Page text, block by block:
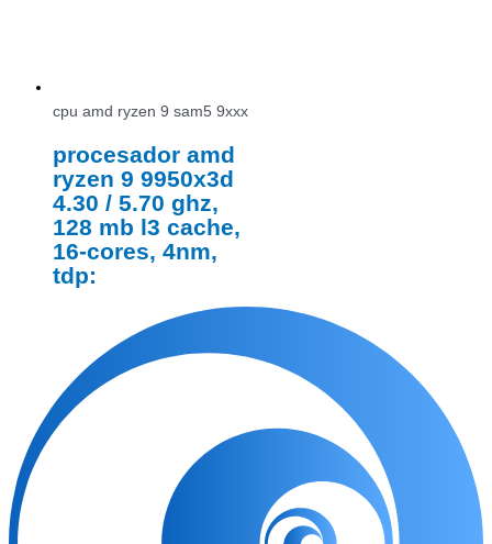
cpu amd ryzen 9 sam5 9xxx
procesador amd
ryzen 9 9950x3d
4.30 / 5.70 ghz,
128 mb l3 cache,
16-cores, 4nm,
tdp: